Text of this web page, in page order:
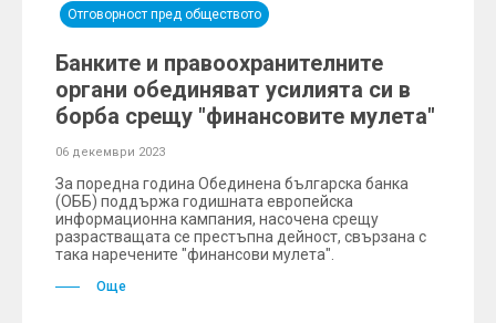
Отговорност пред обществото
Банките и правоохранителните
органи обединяват усилията си в
борба срещу "финансовите мулета"
06 декември 2023
За поредна година Обединена българска банка
(ОББ) поддържа годишната европейска
информационна кампания, насочена срещу
разрастващата се престъпна дейност, свързана с
така наречените "финансови мулета".
Още